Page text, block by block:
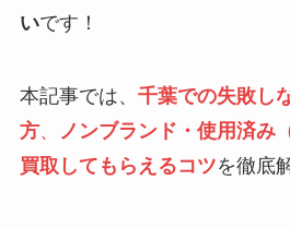
いです！
本記事では、 千葉での失敗し
方、
ノンブランド・使用済み
買取してもらえるコツを徹底